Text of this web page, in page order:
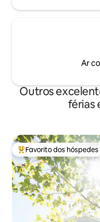
Ar
Outros
férias
Favoritos dos hóspedes
Favorito dos hóspedes